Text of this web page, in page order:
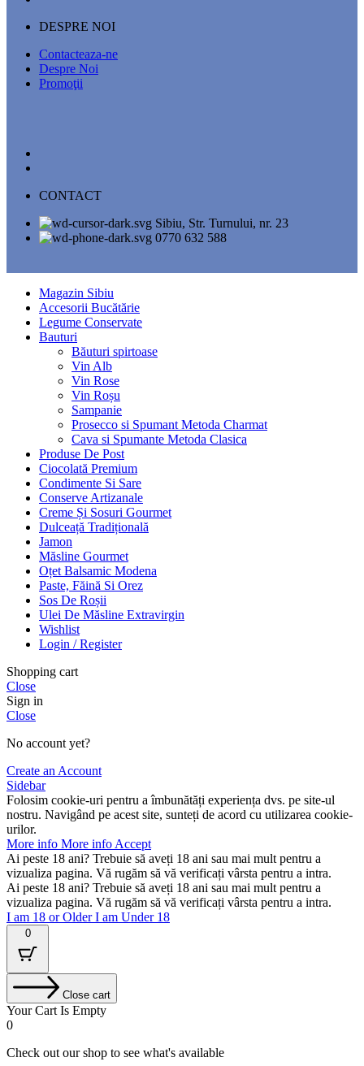
DESPRE NOI
Contacteaza-ne
Despre Noi
Promoţii
CONTACT
Sibiu, Str. Turnului, nr. 23
0770 632 588
Magazin Sibiu
Accesorii Bucătărie
Legume Conservate
Bauturi
Băuturi spirtoase
Vin Alb
Vin Rose
Vin Roșu
Sampanie
Prosecco si Spumant Metoda Charmat
Cava si Spumante Metoda Clasica
Produse De Post
Ciocolată Premium
Condimente Si Sare
Conserve Artizanale
Creme Și Sosuri Gourmet
Dulceață Tradițională
Jamon
Măsline Gourmet
Oțet Balsamic Modena
Paste, Făină Si Orez
Sos De Roșii
Ulei De Măsline Extravirgin
Wishlist
Login / Register
Shopping cart
Close
Sign in
Close
No account yet?
Create an Account
Sidebar
Folosim cookie-uri pentru a îmbunătăți experiența dvs. pe site-ul
nostru. Navigând pe acest site, sunteți de acord cu utilizarea cookie-
urilor.
More info More info Accept
Ai peste 18 ani? Trebuie să aveți 18 ani sau mai mult pentru a
vizualiza pagina. Vă rugăm să vă verificați vârsta pentru a intra.
Ai peste 18 ani? Trebuie să aveți 18 ani sau mai mult pentru a
vizualiza pagina. Vă rugăm să vă verificați vârsta pentru a intra.
I am 18 or OlderI am Under 18
0
Close cart
Your Cart Is Empty
0
Check out our shop to see what's available